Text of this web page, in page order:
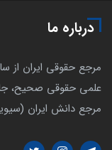
درباره ما
علمی حقوقی صحیح،
مرجع دانش ایران